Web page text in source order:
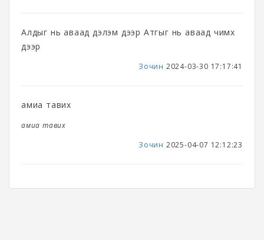
Алдыг нь аваад дэлэм дээр Атгыг нь аваад чимх
дээр
Зочин 2024-03-30 17:17:41
амиа тавих
амиа тавих
Зочин 2025-04-07 12:12:23